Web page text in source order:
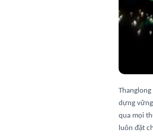
dựng
qua mọi
luôn đặt